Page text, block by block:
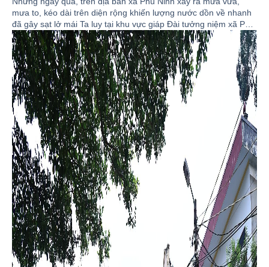
mưa to, kéo dài trên diện rộng khiến lượng nước dồn về nhanh
đã gây sạt lở mái Ta luy tại khu vực giáp Đài tưởng niệm xã Phù
Ninh, với chiều dài khoảng 10 m; Khối lượng đất, đá sạt lở ước
khoảng hơn 100 m³ tràn vào khuôn viên và nhà ở của 04 hộ gia
đình liền kề tại Tổ dân phố số 21. Sạt lở đã làm hư hỏng nhiều
tài sản, vật dụng của người dân với giá trị khoảng trên 50 triệu
đồng.